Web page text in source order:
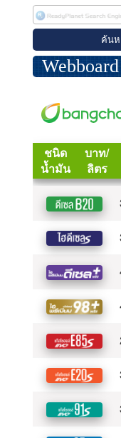
Webboard